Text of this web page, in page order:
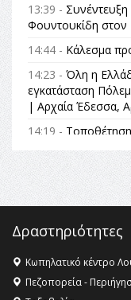
13:39 -
Φουντουκίδη στον
14:44 - Κάλεσμα
14:23 - Όλη η
εγκατάσταση
| Αρχαία Έδεσσα,
14:19 -
θεσμικές
στις επόμενες
16:35 -Το
16:27 - Όλυμπος:
Κληρονομιάς της
Όλυμπος
αγαθό εξέχουσας
Δραστηριότητες
Κωπηλατικό κέντρο
Πεζοπορεία -